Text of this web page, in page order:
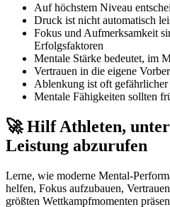
Auf höchstem Niveau
Druck ist nicht automatisch
Fokus und Aufmerksamkeit
Erfolgsfaktoren
Mentale Stärke bedeutet, im
Vertrauen in die eigene
Ablenkung ist oft
Mentale Fähigkeiten sollten
🚀 Hilf Athleten,
Leistung abzurufen
Lerne, wie moderne Mental-
helfen, Fokus aufzubauen,
größten Wettkampfmomenten